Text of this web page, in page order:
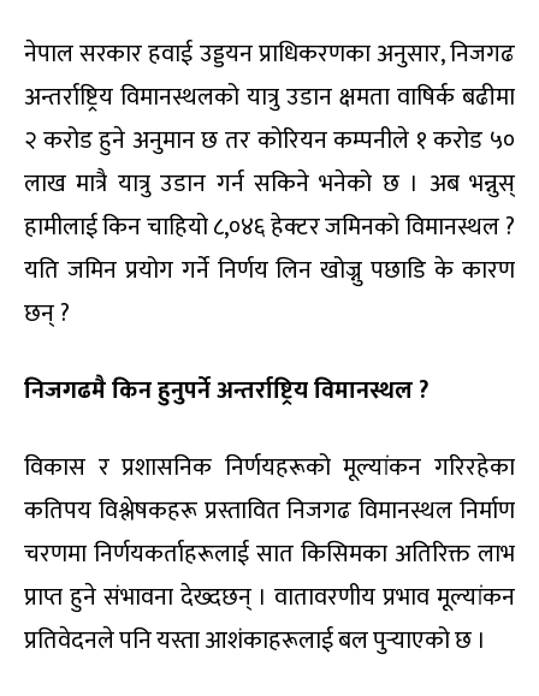
नेपाल सरकार हवाई उड्डयन प्राधिकरणका अनुसार, निजगढ
अन्तर्राष्ट्रिय विमानस्थलको यात्रु उडान क्षमता वाषिर्क बढीमा
२ करोड हुने अनुमान छ तर कोरियन कम्पनीले १ करोड ५०
लाख मात्रै यात्रु उडान गर्न सकिने भनेको छ । अब भन्नुस्
हामीलाई किन चाहियो ८,०४६ हेक्टर जमिनको विमानस्थल ?
यति जमिन प्रयोग गर्ने निर्णय लिन खोज्नु पछाडि के कारण
छन् ?
निजगढमै किन हुनुपर्ने अन्तर्राष्ट्रिय विमानस्थल ?
विकास र प्रशासनिक निर्णयहरूको मूल्यांकन गरिरहेका
कतिपय विश्लेषकहरू प्रस्तावित निजगढ विमानस्थल निर्माण
चरणमा निर्णयकर्ताहरूलाई सात किसिमका अतिरिक्त लाभ
प्राप्त हुने संभावना देख्दछन् । वातावरणीय प्रभाव मूल्यांकन
प्रतिवेदनले पनि यस्ता आशंकाहरूलाई बल पुर्‍याएको छ ।